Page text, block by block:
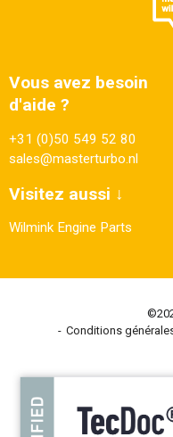
Vous avez besoin
d'aide ?
+31 (0)50 549 52 80
sales@masterturbo.nl
Visitez aussi ↓
Wilmink Engine Parts
Conditions